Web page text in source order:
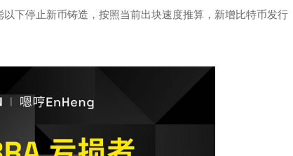
下停止新币铸造，按照当前出块速度推算，新增比特币发行